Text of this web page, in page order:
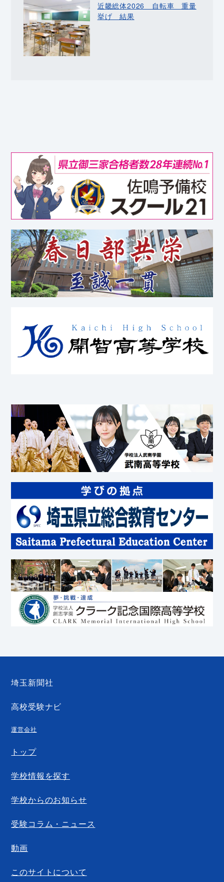
近畿総体2026 自転車 重量
挙げ 結果
埼玉新聞社
高校受験ナビ
運営会社
トップ
学校情報を探す
学校からのお知らせ
受験コラム・ニュース
動画
このサイトについて